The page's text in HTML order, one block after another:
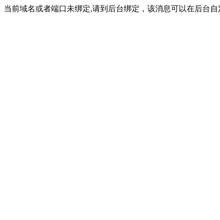
当前域名或者端口未绑定,请到后台绑定，该消息可以在后台自